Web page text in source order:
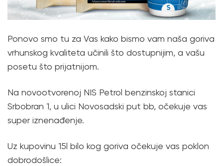
Ponovo smo tu za Vas kako bismo vam naša goriva
vrhunskog kvaliteta učinili što dostupnijim, a vašu
posetu što prijatnijom.
Na novootvorenoj NIS Petrol benzinskoj stanici
Srbobran 1, u ulici Novosadski put bb, očekuje vas
super iznenađenje.
Uz kupovinu 15l bilo kog goriva očekuje vas poklon
dobrodošlice: